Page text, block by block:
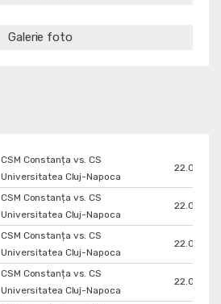
Galerie foto
CSM Constanța vs. CS
Universitatea Cluj-Napoca
CSM Constanța vs. CS
Universitatea Cluj-Napoca
CSM Constanța vs. CS
Universitatea Cluj-Napoca
CSM Constanța vs. CS
Universitatea Cluj-Napoca